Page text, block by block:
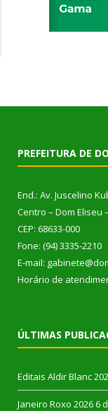
PREFEITURA DE
End.: Av. Juscelino
Centro – Dom Eliseu
CEP: 68633-000
Fone: (94) 3335-2210
E-mail:
Horário de
ÚLTIMAS
Editais Aldir Blanc
Janeiro Roxo 2026 6